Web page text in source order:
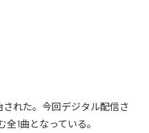
された。今回デジタル配信さ
全1曲となっている。